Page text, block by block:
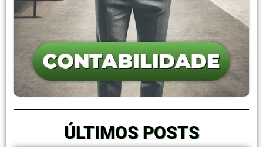
ÚLTIMOS POSTS